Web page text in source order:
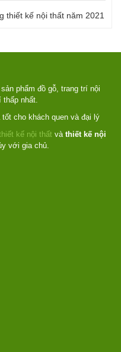
thiết kế nội thất năm 2021
phẩm đồ gỗ, trang trí nội
nhất.
cho khách quen và đại lý
kế nội thất và thiết kế nội
với gia chủ.